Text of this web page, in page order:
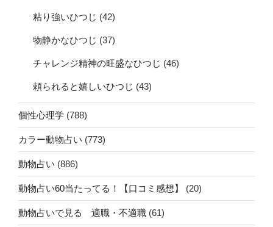
粘り強いひつじ (42)
物静かなひつじ (37)
チャレンジ精神の旺盛なひつじ (46)
頼られると嬉しいひつじ (43)
個性心理学 (788)
カラー動物占い (773)
動物占い (886)
動物占い60当たってる！【口コミ感想】 (20)
動物占いで見る 適職・不適職 (61)